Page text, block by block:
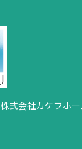
株式会社カケフホ